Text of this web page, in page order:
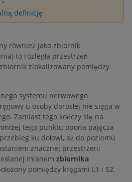
definicję
również jako zbiornik
to rozległa przestrzeń
zlokalizowany pomiędzy
systemu nerwowego
u osoby dorosłej nie sięga w
Zamiast tego kończy się na
tego punktu opona pajęcza
ku dołowi, aż do poziomu
znacznej przestrzeni
mianem zbiornika
pomiędzy kręgami L1 i S2.